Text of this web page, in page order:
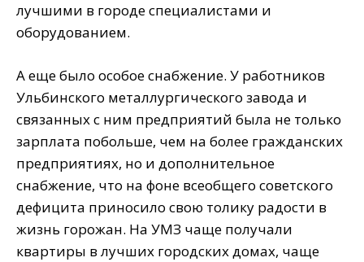
лучшими в городе специалистами и
оборудованием.
А еще было особое снабжение. У работников
Ульбинского металлургического завода и
связанных с ним предприятий была не только
зарплата побольше, чем на более гражданских
предприятиях, но и дополнительное
снабжение, что на фоне всеобщего советского
дефицита приносило свою толику радости в
жизнь горожан. На УМЗ чаще получали
квартиры в лучших городских домах, чаще